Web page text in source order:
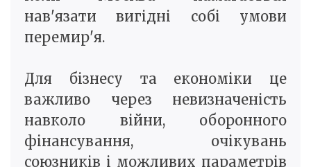
нав'язати вигідні собі умови
перемир'я.
Для бізнесу та економіки це
важливо через невизначеність
навколо війни, оборонного
фінансування, очікувань
союзників і можливих параметрів